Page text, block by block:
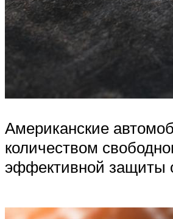
Американские
количеством
эффективной защиты